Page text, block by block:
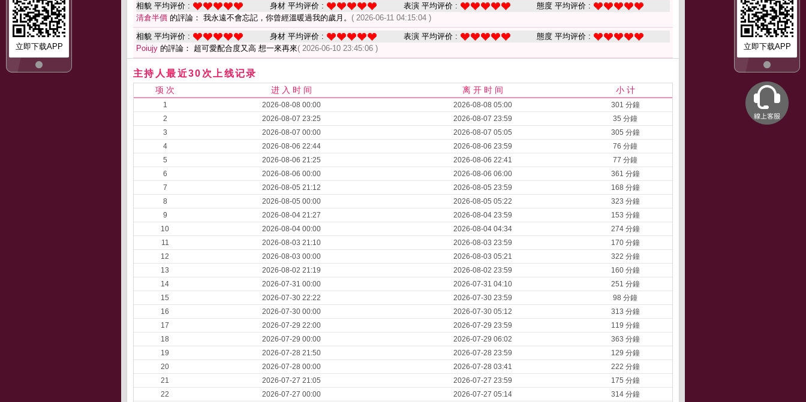
立即下载APP
立即下载APP
相貌 平均评价 : 身材 平均评价 : 表演 平均评价 :
態度 平均评价 :
清倉半價 的評論： 我永遠不會忘記，你曾經溫暖過我的歲月。 ( 2026-06-11 04:15:04 )
相貌 平均评价 : 身材 平均评价 : 表演 平均评价 :
態度 平均评价 :
Poiujy 的評論： 超可愛配合度又高 想一來再來( 2026-06-10 23:45:06 )
主持人最近30次上线记录
项 次 进 入 时 间 离 开 时 间 小 计
1 2026-08-08 00:00 2026-08-08 05:00
301 分鐘
2
2026-08-07 23:25 2026-08-07 23:59
35 分鐘
3
2026-08-07 00:00 2026-08-07 05:05
305 分鐘
4
2026-08-06 22:44 2026-08-06 23:59
76 分鐘
5
2026-08-06 21:25 2026-08-06 22:41
77 分鐘
6
2026-08-06 00:00 2026-08-06 06:00
361 分鐘
7
2026-08-05 21:12 2026-08-05 23:59
168 分鐘
8
2026-08-05 00:00 2026-08-05 05:22
323 分鐘
9
2026-08-04 21:27 2026-08-04 23:59
153 分鐘
10
2026-08-04 00:00 2026-08-04 04:34
274 分鐘
11
2026-08-03 21:10 2026-08-03 23:59
170 分鐘
12
2026-08-03 00:00 2026-08-03 05:21
322 分鐘
13
2026-08-02 21:19 2026-08-02 23:59
160 分鐘
14
2026-07-31 00:00 2026-07-31 04:10
251 分鐘
15
2026-07-30 22:22 2026-07-30 23:59
98 分鐘
16
2026-07-30 00:00 2026-07-30 05:12
313 分鐘
17
2026-07-29 22:00 2026-07-29 23:59
119 分鐘
18
2026-07-29 00:00 2026-07-29 06:02
363 分鐘
19
2026-07-28 21:50 2026-07-28 23:59
129 分鐘
20
2026-07-28 00:00 2026-07-28 03:41
222 分鐘
21
2026-07-27 21:05 2026-07-27 23:59
175 分鐘
22
2026-07-27 00:00 2026-07-27 05:14 314 分鐘